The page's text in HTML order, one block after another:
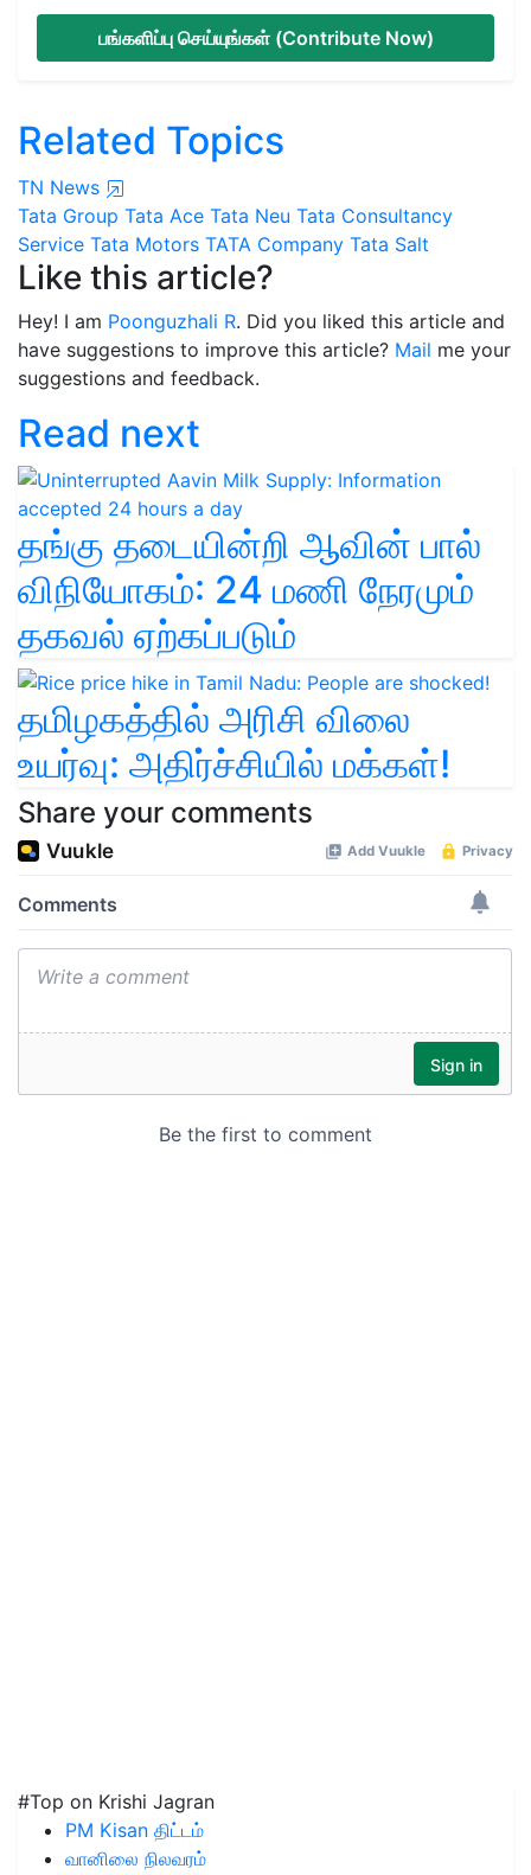
பங்களிப்பு செய்யுங்கள் (Contribute Now)
Related Topics
TN News
Tata Group Tata Ace Tata Neu Tata Consultancy
Service Tata Motors TATA Company Tata Salt
Like this article?
Hey! I am Poonguzhali R. Did you liked this article and
have suggestions to improve this article? Mail me your
suggestions and feedback.
Read next
தங்கு தடையின்றி ஆவின் பால்
விநியோகம்: 24 மணி நேரமும்
தகவல் ஏற்கப்படும்
தமிழகத்தில் அரிசி விலை
உயர்வு: அதிர்ச்சியில் மக்கள்!
Share your comments
#Top on Krishi Jagran
PM Kisan திட்டம்
வானிலை நிலவரம்